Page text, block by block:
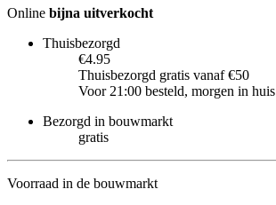
Online bijna uitverkocht
Thuisbezorgd
€4.95
Thuisbezorgd gratis vanaf €50
Voor 21:00 besteld, morgen in huis
Bezorgd in bouwmarkt
gratis
Voorraad in de bouwmarkt